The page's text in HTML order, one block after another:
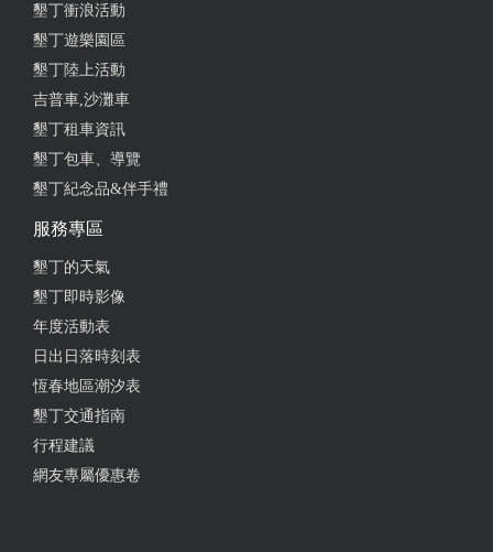
為原則。 在里德社區活動中心報到後換成小車,由專
業親切的導覽員帶領下,來到宛如世外桃源秘境的地
方,詳細一一為我們解說。 溪仔口往返路程約3.5~4小
時,沿途有很多的植物和樹種,經過解說後了解很多植
物名和用途。 11月份來到這秘境,剛好遇到東北季風
強烈,走在海岸線要小心強風,沿途奇岩異石磊立,由於
石,這大自然真是美麗極了。 隔天來到“鼻頭大草原”沿
著步道穿越樹林,越往上走來到至高點的桃花源,欣賞
景色美不勝收。 這兩個秘境值得親自來趟,體驗美麗
的景觀和淳樸風情喔！
墾丁衝浪活動
墾丁遊樂園區
墾丁陸上活動
吉普車,沙灘車
墾丁租車資訊
墾丁包車、導覽
墾丁紀念品&伴手禮
服務專區
墾丁的天氣
墾丁即時影像
年度活動表
日出日落時刻表
恆春地區潮汐表
墾丁交通指南
行程建議
網友專屬優惠卷